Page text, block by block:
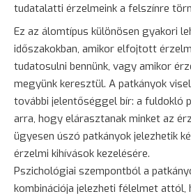
tudatalatti érzelmeink a felszínre
Ez az álomtípus különösen gyakori
időszakokban, amikor elfojtott
tudatosulni bennünk, vagy amikor
megyünk keresztül. A patkányok
további jelentőséggel bír: a fuldokló
arra, hogy elárasztanak minket az
ügyesen úszó patkányok jelezhetik
érzelmi kihívások kezelésére.
Pszichológiai szempontból a
kombinációja jelezheti félelmet attól,